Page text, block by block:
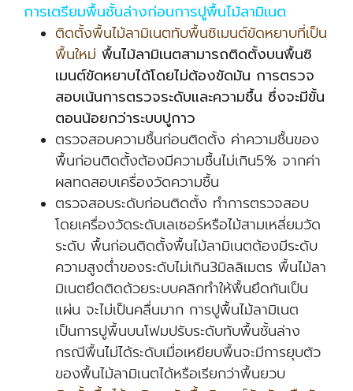
การเตรียมพื้นชั้นล่างก่อนการปูพื้นไม้ลามิเนต
ติดตั้งพื้นไม้ลามิเนตทับพื้นซิเมนต์ขัดหยาบที่เป็น
พื้นใหม่ พื้นไม้ลามิเนตสามารถติดตั้งบนพื้นซิ
เมนต์ขัดหยาบได้โดยไม่ต้องขัดมัน การตรวจ
สอบเน้นการตรวจระดับและความชื้น ซึ่งจะมีขั้น
ตอนน้อยกว่าระบบปูกาว
ตรวจสอบความชื้นก่อนติดตั้ง ค่าความชื้นของ
พื้นก่อนติดตั้งต้องมีความชื้นไม่เกิน5% จากค่า
ผลทดสอบเครื่องวัดความชื้น
ตรวจสอบระดับก่อนติดตั้ง ทำการตรวจสอบ
โดยเครื่องวัดระดับเลเซอร์หรือไม้สามเหลี่ยมวัด
ระดับ พื้นก่อนติดตั้งพื้นไม้ลามิเนตต้องมีระดับ
ความสูงต่ำของระดับไม่เกิน3มิลลิเมตร พื้นไม้ลา
มิเนตยึดติดด้วยระบบคลิกทำให้พื้นยึดกันเป็น
แผ่น จะไม่เป็นคลื่นมาก การปูพื้นไม้ลามิเนต
เป็นการปูพื้นบนโฟมปรับระดับทับพื้นชั้นล่าง
กรณีพื้นไม่ได้ระดับเมื่อเหยียบพื้นจะมีการยุบตัว
ของพื้นไม้ลามิเนตได้หรือเรียกว่าพื้นยวบ